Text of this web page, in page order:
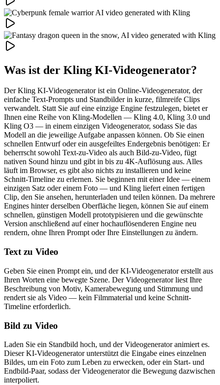
Was ist der Kling KI-Videogenerator?
Der Kling KI-Videogenerator ist ein Online-Videogenerator, der
einfache Text-Prompts und Standbilder in kurze, filmreife Clips
verwandelt. Statt Sie auf eine einzige Engine festzulegen, bietet er
Ihnen eine Reihe von Kling-Modellen — Kling 4.0, Kling 3.0 und
Kling O3 — in einem einzigen Videogenerator, sodass Sie das
Modell an die jeweilige Aufgabe anpassen können. Ob Sie einen
schnellen Entwurf oder ein ausgefeiltes Endergebnis benötigen: Er
beherrscht sowohl Text-zu-Video als auch Bild-zu-Video, fügt
nativen Sound hinzu und gibt in bis zu 4K-Auflösung aus. Alles
läuft im Browser, es gibt also nichts zu installieren und keine
Schnitt-Timeline zu erlernen. Sie beginnen mit einer Idee — einem
einzigen Satz oder einem Foto — und Kling liefert einen fertigen
Clip, den Sie ansehen, herunterladen und teilen können. Da mehrere
Engines hinter derselben Oberfläche liegen, können Sie auf einem
schnellen, günstigen Modell prototypisieren und die gewünschte
Version anschließend auf einer hochauflösenderen Engine neu
rendern, ohne Ihren Prompt oder Ihre Einstellungen zu ändern.
Text zu Video
Geben Sie einen Prompt ein, und der KI-Videogenerator erstellt aus
Ihren Worten eine bewegte Szene. Der Videogenerator liest Ihre
Beschreibung von Motiv, Kamerabewegung und Stimmung und
rendert sie als Video — kein Filmmaterial und keine Schnitt-
Timeline erforderlich.
Bild zu Video
Laden Sie ein Standbild hoch, und der Videogenerator animiert es.
Dieser KI-Videogenerator unterstützt die Eingabe eines einzelnen
Bildes, um ein Foto zum Leben zu erwecken, oder ein Start- und
Endbild-Paar, sodass der Videogenerator die Bewegung dazwischen
interpoliert.